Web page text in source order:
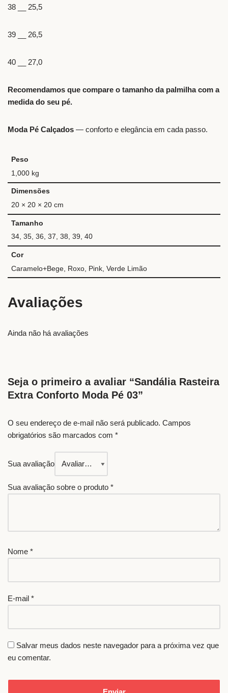
38 __ 25,5
39 __ 26,5
40 __ 27,0
Recomendamos que compare o tamanho da palmilha com a
medida do seu pé.
Moda Pé Calçados — conforto e elegância em cada passo.
Peso
1,000 kg
Dimensões
20 × 20 × 20 cm
Tamanho
34, 35, 36, 37, 38, 39, 40
Cor
Caramelo+Bege, Roxo, Pink, Verde Limão
Avaliações
Ainda não há avaliações
Seja o primeiro a avaliar “Sandália Rasteira
Extra Conforto Moda Pé 03”
O seu endereço de e-mail não será publicado. Campos
obrigatórios são marcados com *
Sua avaliação
Sua avaliação sobre o produto *
Nome *
E-mail *
Salvar meus dados neste navegador para a próxima vez que
eu comentar.